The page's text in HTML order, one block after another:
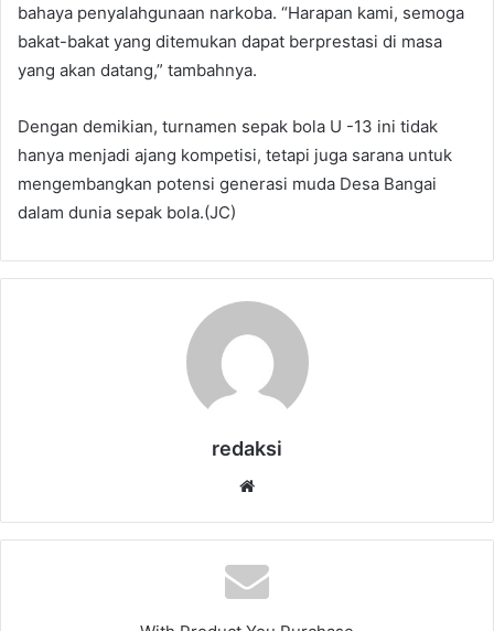
bahaya penyalahgunaan narkoba. “Harapan kami, semoga
bakat-bakat yang ditemukan dapat berprestasi di masa
yang akan datang,” tambahnya.
Dengan demikian, turnamen sepak bola U -13 ini tidak
hanya menjadi ajang kompetisi, tetapi juga sarana untuk
mengembangkan potensi generasi muda Desa Bangai
dalam dunia sepak bola.(JC)
redaksi